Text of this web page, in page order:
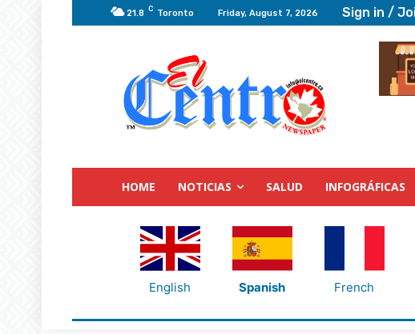
21.8 C Toronto Friday, August 7, 2026 Sign in /
HOME NOTICIAS SALUD INFOGRÁFICAS
English Spanish French